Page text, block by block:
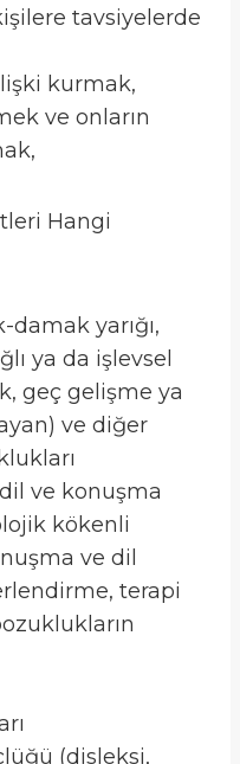
tavsiyelerde
kurmak,
ve onların
Hangi
damak yarığı,
ya da işlevsel
geç gelişme ya
ve diğer
ve konuşma
kökenli
ve dil
terapi
(disleksi,